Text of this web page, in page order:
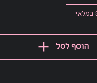
הוסף לסל